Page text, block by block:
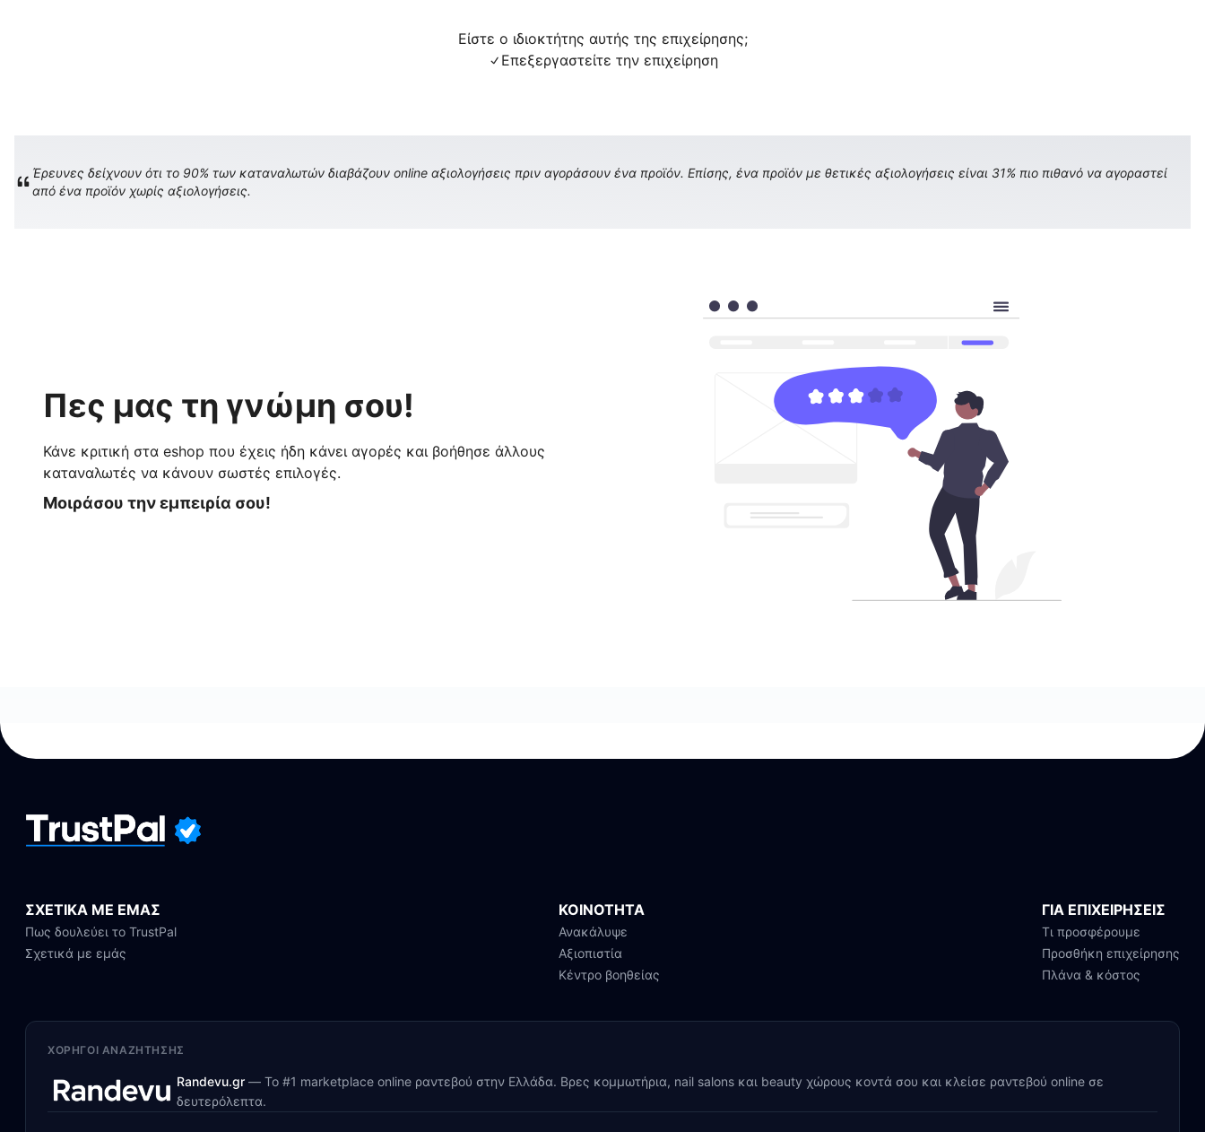
Είστε ο ιδιοκτήτης αυτής της επιχείρησης;
Επεξεργαστείτε την επιχείρηση
Έρευνες δείχνουν ότι το 90% των καταναλωτών διαβάζουν online αξιολογήσεις πριν αγοράσουν ένα προϊόν. Επίσης, ένα προϊόν με θετικές αξιολογήσεις είναι 31% πιο πιθανό να αγοραστεί
από ένα προϊόν χωρίς αξιολογήσεις.
Πες μας τη γνώμη σου!
Κάνε κριτική στα eshop που έχεις ήδη κάνει αγορές και βοήθησε άλλους
καταναλωτές να κάνουν σωστές επιλογές.
Μοιράσου την εμπειρία σου!
ΣΧΕΤΙΚΑ ΜΕ ΕΜΑΣ
Πως δουλεύει το TrustPal
Σχετικά με εμάς
ΚΟΙΝΟΤΗΤΑ
Ανακάλυψε
Αξιοπιστία
Κέντρο βοηθείας
ΓΙΑ ΕΠΙΧΕΙΡΗΣΕΙΣ
Τι προσφέρουμε
Προσθήκη επιχείρησης
Πλάνα & κόστος
ΧΟΡΗΓΟΊ ΑΝΑΖΉΤΗΣΗΣ
Randevu.gr — Το #1 marketplace online ραντεβού στην Ελλάδα. Βρες κομμωτήρια, nail salons και beauty χώρους κοντά σου και κλείσε ραντεβού online σε
δευτερόλεπτα.